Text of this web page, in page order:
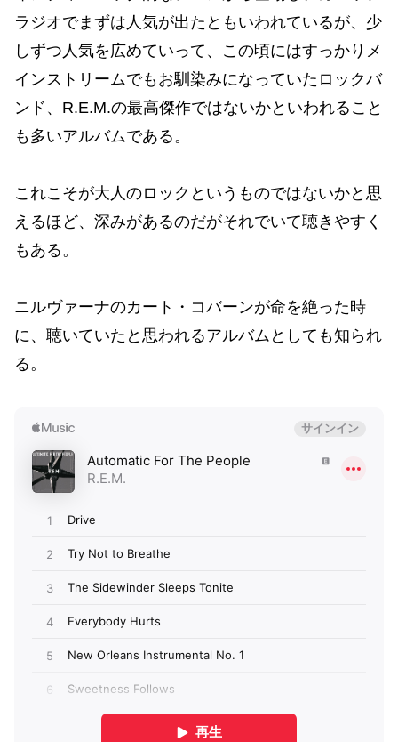
ラジオでまずは人気が出たともいわれているが、少
しずつ人気を広めていって、この頃にはすっかりメ
インストリームでもお馴染みになっていたロックバ
ンド、R.E.M.の最高傑作ではないかといわれること
も多いアルバムである。
これこそが大人のロックというものではないかと思
えるほど、深みがあるのだがそれでいて聴きやすく
もある。
ニルヴァーナのカート・コバーンが命を絶った時
に、聴いていたと思われるアルバムとしても知られ
る。